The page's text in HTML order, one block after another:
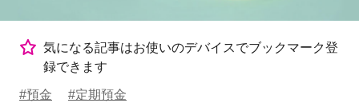
気になる記事はお使いのデバイスでブックマーク登
録できます
#預金 #定期預金